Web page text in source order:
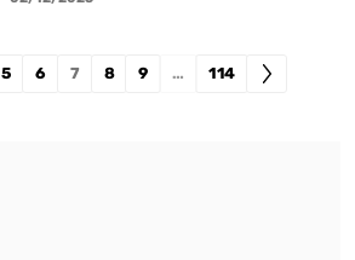
5 6 7 8 9 … 114